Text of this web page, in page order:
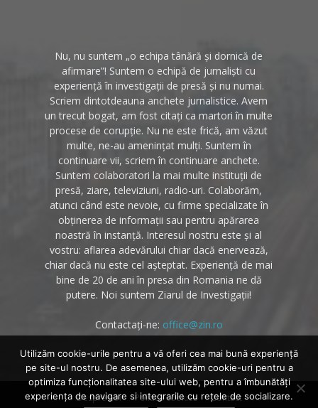
Nu, nu suntem „o echipa tânără și dornică de
afirmare”! Suntem o echipă de jurnaliști cu
experiență în investigații de presă și nu numai.
Scriem dintotdeauna anchete jurnalistice. Avem
un trecut bogat, am fost citați ca martori în multe
procese de corupție. Nu ne este frică, am văzut
multe, ne-au amenințat mulți. Suntem în
continuare vii, scriem în continuare anchete.
Suntem colaboratori la mai multe instituții de
presă, ziare, televiziuni, radio-uri. Colaborăm,
atunci când este nevoie, cu firme specializate în
obținerea de informații sau pentru apărarea
noastră în instanță. Interesul nostru este și al
vostru: aflarea adevărului chiar dacă enervează,
chiar dacă nu este cel așteptat. Experiență de mai
bine de 20 de ani în presa din Romania ne dă
putere. Noi suntem Ziarul de Investigații!
Contactați-ne: office@zin.ro
Despre noi Politica cookies Contact
Utilizăm cookie-urile pentru a vă oferi cea mai bună experiență
pe site-ul nostru. De asemenea, utilizăm cookie-uri pentru a
optimiza funcţionalitatea site-ului web, pentru a îmbunătăţi
experienţa de navigare si integrarile cu reţele de socializare.